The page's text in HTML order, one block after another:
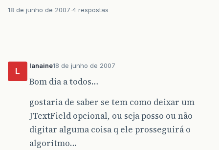
18 de junho de 2007 4 respostas
L
lanaine18 de junho de 2007
Bom dia a todos…
gostaria de saber se tem como deixar um
JTextField opcional, ou seja posso ou não
digitar alguma coisa q ele prosseguirá o
algoritmo…